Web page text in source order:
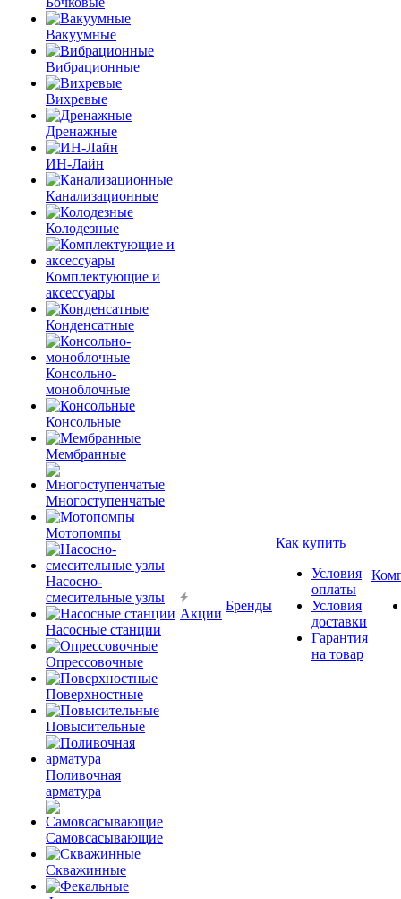
Вакуумные
Вибрационные
Вихревые
Дренажные
ИН-Лайн
Канализационные
Колодезные
Комплектующие и
аксессуары
Конденсатные
Консольно-
моноблочные
Консольные
Мембранные
Многоступенчатые
Мотопомпы
Насосно-
смесительные узлы
Насосные станции
Опрессовочные
Поверхностные
Повысительные
Поливочная
арматура
Самовсасывающие
Скважинные
Акции
Бренды
Как купить
Условия
оплаты
Условия
доставки
Гарантия
на товар